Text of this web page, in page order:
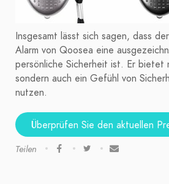
Insgesamt lässt sich sagen, dass
Alarm von Qoosea eine
persönliche Sicherheit ist. Er bietet
sondern auch ein Gefühl von
nutzen.
Überprüfen Sie den aktuellen
Teilen